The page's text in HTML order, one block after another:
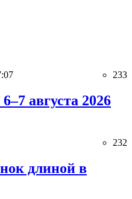
233
августа 2026
232
длиной в